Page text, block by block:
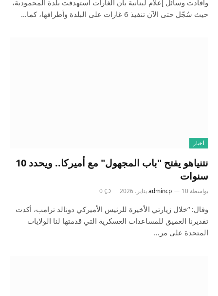
وأفادت وسائل إعلام لبنانية بأن الغارات استهدفت بلدة المحمودية،
حيث سُجّل حتى الآن تنفيذ 6 غارات على البلدة وأطرافها، كما…
أخبار
نتنياهو يفتح "باب المجهول" مع أميركا.. ويحدد 10
سنوات
بواسطة admincp 10 يناير، 2026 0
وقال: “خلال زيارتي الأخيرة للرئيس الأميركي دونالد ترامب، أكدت
تقديرنا العميق للمساعدات العسكرية التي قدمتها لنا الولايات
المتحدة على مر…